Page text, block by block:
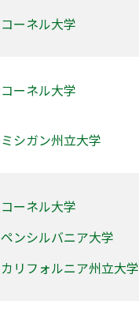
コーネル大学
コーネル大学
ミシガン州立大学
コーネル大学
ペンシルバニア大学
カリフォルニア州立大学